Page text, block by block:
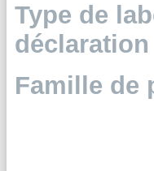
Type de
déclaration
Famille de